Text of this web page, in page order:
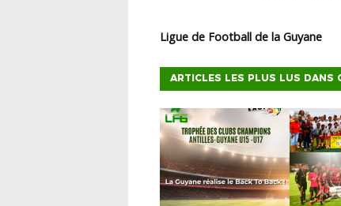
Ligue de Football de la Guyane
ARTICLES LES PLUS LUS DANS